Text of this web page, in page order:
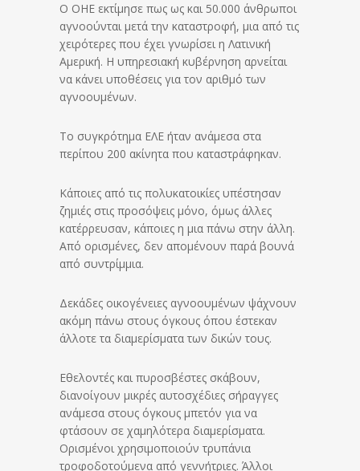
Ο ΟΗΕ εκτίμησε πως ως και 50.000 άνθρωποι
αγνοούνται μετά την καταστροφή, μια από τις
χειρότερες που έχει γνωρίσει η Λατινική
Αμερική. Η υπηρεσιακή κυβέρνηση αρνείται
να κάνει υποθέσεις για τον αριθμό των
αγνοουμένων.
Το συγκρότημα ΕΛΕ ήταν ανάμεσα στα
περίπου 200 ακίνητα που καταστράφηκαν.
Κάποιες από τις πολυκατοικίες υπέστησαν
ζημιές στις προσόψεις μόνο, όμως άλλες
κατέρρευσαν, κάποιες η μια πάνω στην άλλη.
Από ορισμένες, δεν απομένουν παρά βουνά
από συντρίμμια.
Δεκάδες οικογένειες αγνοουμένων ψάχνουν
ακόμη πάνω στους όγκους όπου έστεκαν
άλλοτε τα διαμερίσματα των δικών τους.
Εθελοντές και πυροσβέστες σκάβουν,
διανοίγουν μικρές αυτοσχέδιες σήραγγες
ανάμεσα στους όγκους μπετόν για να
φτάσουν σε χαμηλότερα διαμερίσματα.
Ορισμένοι χρησιμοποιούν τρυπάνια
τροφοδοτούμενα από γεννήτριες. Άλλοι